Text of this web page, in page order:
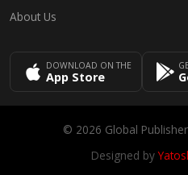
About Us
DOWNLOAD ON THE
App Store
© 2026 Global
Designed by